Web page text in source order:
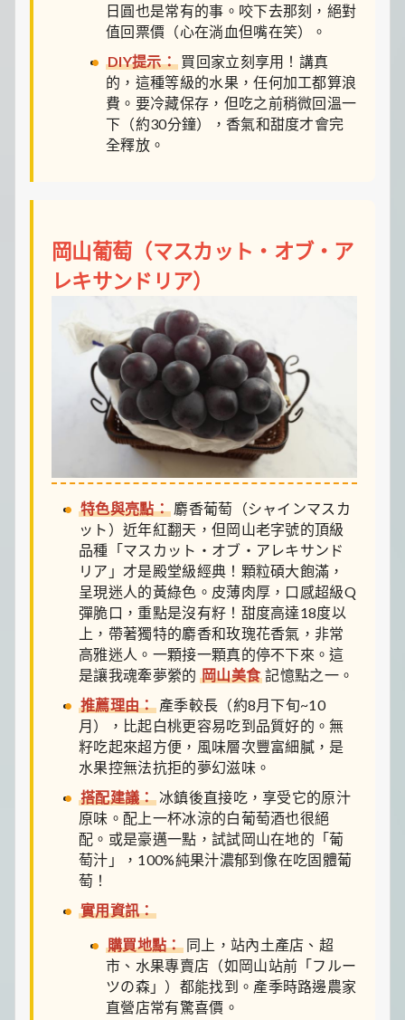
日圓也是常有的事。咬下去那刻，絕對
值回票價（心在淌血但嘴在笑）。
DIY提示：買回家立刻享用！講真
的，這種等級的水果，任何加工都算浪
費。要冷藏保存，但吃之前稍微回溫一
下（約30分鐘），香氣和甜度才會完
全釋放。
岡山葡萄（マスカット・オブ・ア
レキサンドリア）
特色與亮點：麝香葡萄（シャインマスカ
ット）近年紅翻天，但岡山老字號的頂級
品種「マスカット・オブ・アレキサンド
リア」才是殿堂級經典！顆粒碩大飽滿，
呈現迷人的黃綠色。皮薄肉厚，口感超級Q
彈脆口，重點是沒有籽！甜度高達18度以
上，帶著獨特的麝香和玫瑰花香氣，非常
高雅迷人。一顆接一顆真的停不下來。這
是讓我魂牽夢縈的 岡山美食 記憶點之一。
推薦理由：產季較長（約8月下旬~10
月），比起白桃更容易吃到品質好的。無
籽吃起來超方便，風味層次豐富細膩，是
水果控無法抗拒的夢幻滋味。
搭配建議：冰鎮後直接吃，享受它的原汁
原味。配上一杯冰涼的白葡萄酒也很絕
配。或是豪邁一點，試試岡山在地的「葡
萄汁」，100%純果汁濃郁到像在吃固體葡
萄！
實用資訊：
購買地點：同上，站內土產店、超
市、水果專賣店（如岡山站前「フルー
ツの森」）都能找到。產季時路邊農家
直營店常有驚喜價。